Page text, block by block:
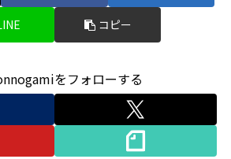
コピー
をフォローする